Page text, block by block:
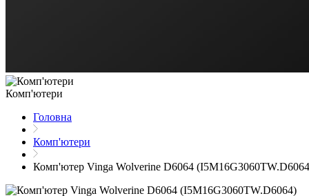
Комп'ютери
Головна
Комп'ютери
Комп'ютер Vinga Wolverine D6064